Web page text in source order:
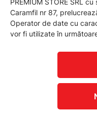
PREMIUM STORE SRL
Caramfil nr 87,
Operator de date cu
vor fi utilizate în